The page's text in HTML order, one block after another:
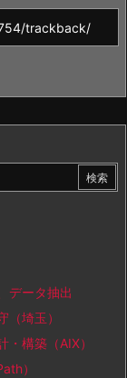
データ抽出
（埼玉）
・構築（AIX）
）